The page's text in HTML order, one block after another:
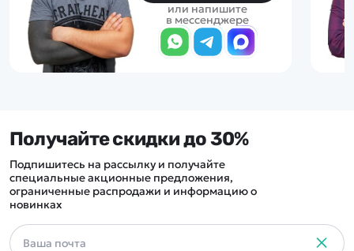
или напишите
в мессенджере
Получайте скидки до 30%
Подпишитесь на рассылку и получайте
специальные акционные предложения,
ограниченные распродажи и информацию о
новинках